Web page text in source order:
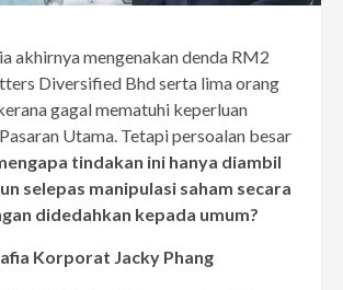
akhirnya mengenakan denda RM2
Diversified Bhd serta lima orang
gagal mematuhi keperluan
Utama. Tetapi persoalan besar
tindakan ini hanya diambil
selepas manipulasi saham secara
didedahkan kepada umum?
Korporat Jacky Phang